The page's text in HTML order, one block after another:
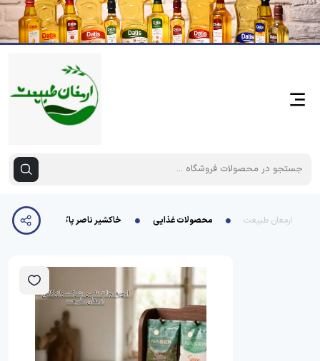
ارمغان طبیعت محصولات غذایی خاکشیر ناصر پاکتی 50 گرم سلفون 10 عددی